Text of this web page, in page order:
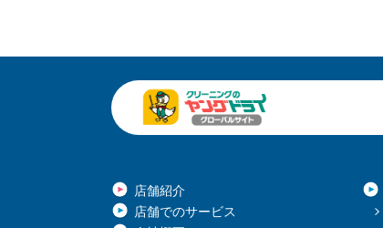
店舗紹介
店舗でのサービス